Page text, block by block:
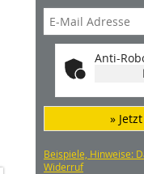
Anti-
»
Beispiele, Hinweise:
Widerruf